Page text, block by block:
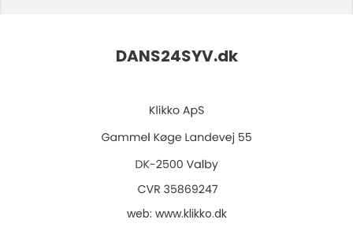
DANS24SYV.dk
web: www.klikko.dk